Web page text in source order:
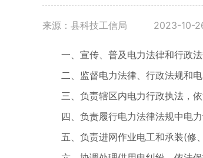
来源：县科技工信局 2023-10-
一、宣传、普及电力法律和行政法
二、监督电力法律、行政法规和电
三、负责辖区内电力行政执法，依
四、负责履行电力法律法规中电力
五、负责进网作业电工和承装(修